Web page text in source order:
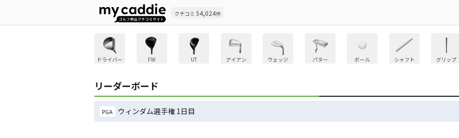
クチコミ 54,024件
ドライバー FW UT アイアン ウェッジ パター ボール シャフト グリップ
リーダーボード
PGA ウィンダム選手権 1日目